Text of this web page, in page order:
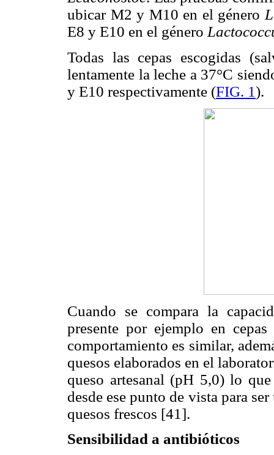
ubicar M2 y M10 en el género
E8 y E10 en el género
Todas las cepas escogidas
lentamente la leche a 37°C
y E10 respectivamente (FIG. 1).
Cuando se compara la
presente por ejemplo en
comportamiento es similar,
quesos elaborados en el
queso artesanal (pH 5,0) lo
desde ese punto de vista para
quesos frescos [41].
Sensibilidad a antibióticos